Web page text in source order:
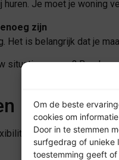
Om de beste
cookies om
Door in te stemmen
surfgedrag of unieke
toestemming geeft
Je moet je woning
zijn
Het is belangrijk dat je
situatie passen? Bereken
belangrijk voor je